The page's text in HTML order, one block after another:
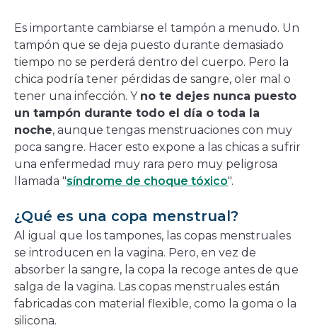
Es importante cambiarse el tampón a menudo. Un
tampón que se deja puesto durante demasiado
tiempo no se perderá dentro del cuerpo. Pero la
chica podría tener pérdidas de sangre, oler mal o
tener una infección. Y no te dejes nunca puesto
un tampón durante todo el día o toda la
noche, aunque tengas menstruaciones con muy
poca sangre. Hacer esto expone a las chicas a sufrir
una enfermedad muy rara pero muy peligrosa
llamada "síndrome de choque tóxico".
¿Qué es una copa menstrual?
Al igual que los tampones, las copas menstruales
se introducen en la vagina. Pero, en vez de
absorber la sangre, la copa la recoge antes de que
salga de la vagina. Las copas menstruales están
fabricadas con material flexible, como la goma o la
silicona.